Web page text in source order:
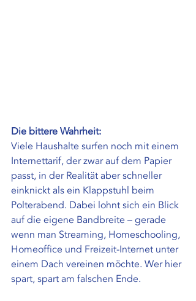
Die bittere Wahrheit:
Viele Haushalte surfen noch mit einem
Internettarif, der zwar auf dem Papier
passt, in der Realität aber schneller
einknickt als ein Klappstuhl beim
Polterabend. Dabei lohnt sich ein Blick
auf die eigene Bandbreite – gerade
wenn man Streaming, Homeschooling,
Homeoffice und Freizeit-Internet unter
einem Dach vereinen möchte. Wer hier
spart, spart am falschen Ende.